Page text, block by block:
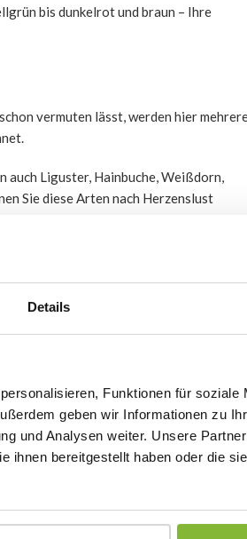
Details
Funktionen für soziale
geben wir Informationen zu
und Analysen weiter. Unsere
ihnen bereitgestellt haben oder die
bis dunkelrot und braun – Ihre
vermuten lässt, werden hier
auch Liguster, Hainbuche, Weißdorn,
Sie diese Arten nach Herzenslust
Schmetterlingen und Bienen bis hin
einer Mischhecke etwas mehr Arbeit
benötigt eine eigene Pflege. Sie
zu lassen.
wachsen. Beispiele hierfür sindIlex
Diese exotischen Heckenarten
gedeiht diese schnell wachsende